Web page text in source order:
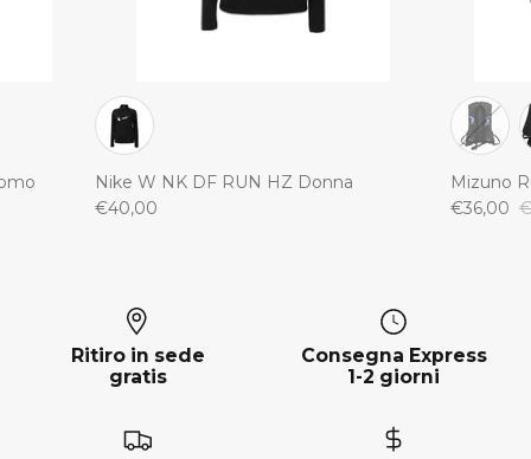
Nike W NK DF RUN HZ Donna
€40,00
Mizuno
€36,00
Ritiro in sede
gratis
Consegna Express
1-2 giorni